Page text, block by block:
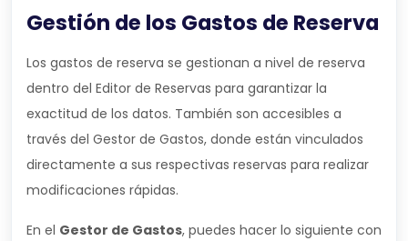
Gestión de los Gastos de Reserva
Los gastos de reserva se gestionan a nivel de reserva
dentro del Editor de Reservas para garantizar la
exactitud de los datos. También son accesibles a
través del Gestor de Gastos, donde están vinculados
directamente a sus respectivas reservas para realizar
modificaciones rápidas.
En el Gestor de Gastos, puedes hacer lo siguiente con